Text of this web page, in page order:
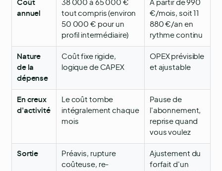
Coût
annuel
38 000 à 65 000 €
tout compris (environ
50 000 € pour un
profil intermédiaire)
À partir de 990
€/mois, soit 11
880 €/an en
rythme continu
Nature
de la
dépense
Coût fixe rigide,
logique de CAPEX
OPEX prévisible
et ajustable
En creux
d'activité
Le coût tombe
intégralement chaque
mois
Pause de
l'abonnement,
reprise quand
vous voulez
Sortie
Préavis, rupture
coûteuse, re-
Ajustement du
forfait d'un